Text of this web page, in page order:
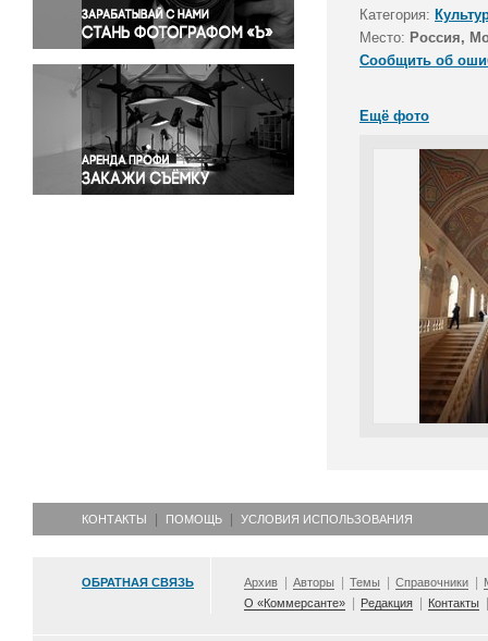
Происшествия и конфликты
Религия
Светская жизнь
Спорт
Экология
Экономика и бизнес
Категория:
Место: Россия,
Сообщить об
Ещё фото
КОНТАКТЫ ПОМОЩЬ УСЛОВИЯ ИСПОЛЬЗОВАНИЯ
ОБРАТНАЯ СВЯЗЬ Архив Авторы Темы Справочники
О «Коммерсанте»
Редакция Контакты